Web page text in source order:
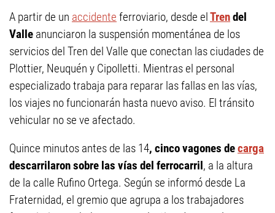
A partir de un accidente ferroviario, desde elTrendel
Valle anunciaron la suspensión momentánea de los
servicios del Tren del Valle que conectan las ciudades de
Plottier, Neuquén y Cipolletti. Mientras el personal
especializado trabaja para reparar las fallas en las vías,
los viajes no funcionarán hasta nuevo aviso. El tránsito
vehicular no se ve afectado.
Quince minutos antes de las 14, cinco vagones decarga
descarrilaron sobre las vías del ferrocarril, a la altura
de la calle Rufino Ortega. Según se informó desde La
Fraternidad, el gremio que agrupa a los trabajadores